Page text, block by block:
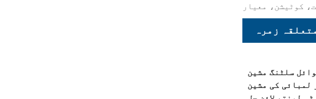
کوٹیشن، معیار
متعلقہ زمرہ
سلٹنگ مشین
لمبائی کی مشین